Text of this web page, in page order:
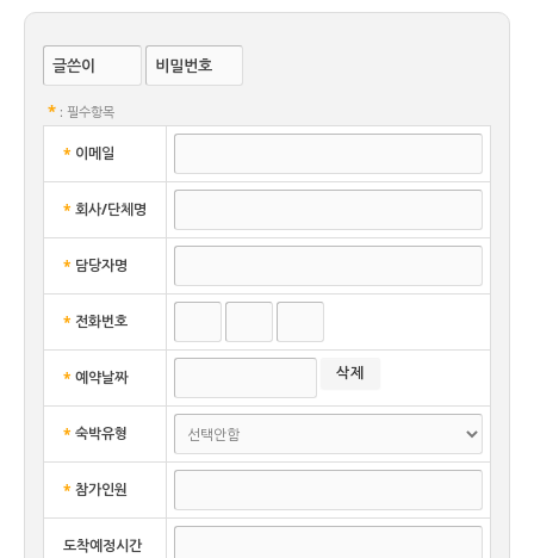
글쓴이 비밀번호
* : 필수항목
* 이메일
* 회사/단체명
* 담당자명
* 전화번호
* 예약날짜
* 숙박유형
* 참가인원
도착예정시간